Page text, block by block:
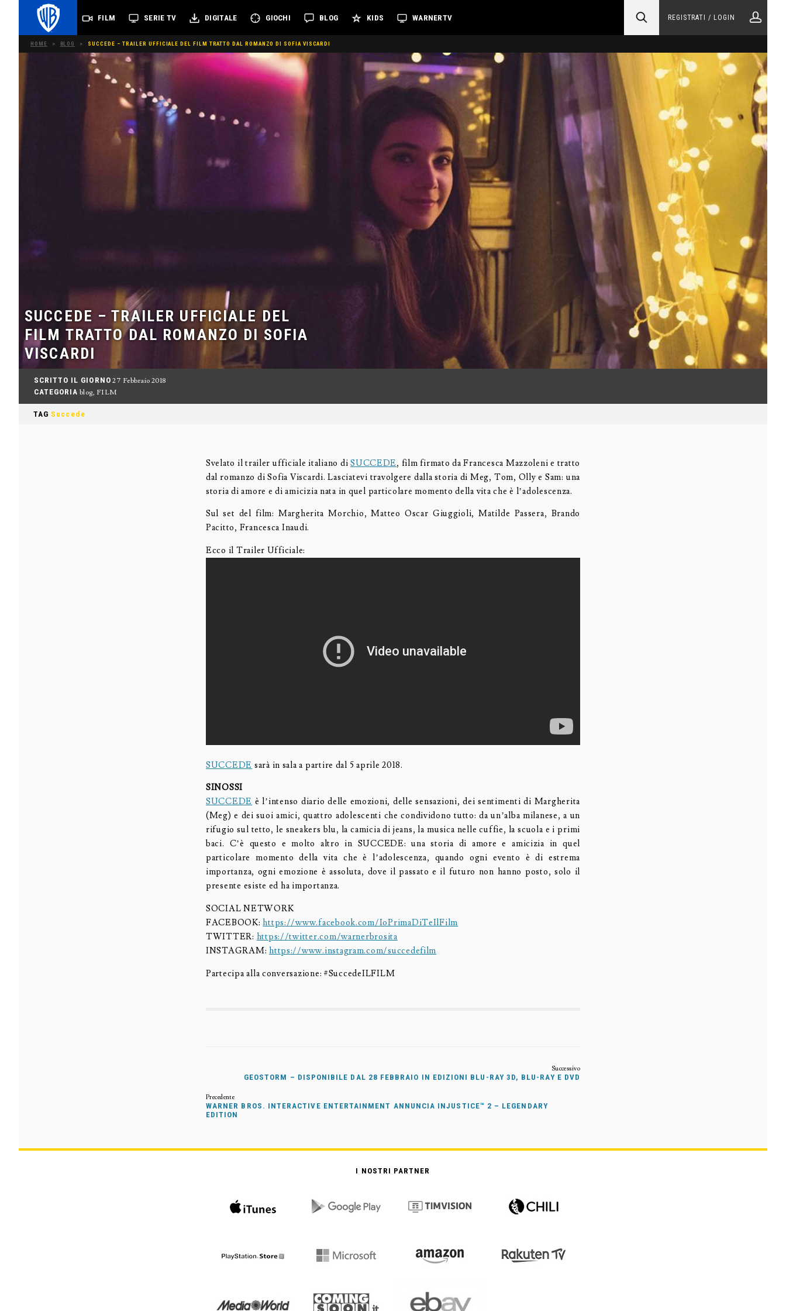
FILM SERIE TV DIGITALE GIOCHI BLOG KIDS WARNERTV REGISTRATI / LOGIN
HOME > BLOG > SUCCEDE – TRAILER UFFICIALE DEL FILM TRATTO DAL ROMANZO DI SOFIA VISCARDI
SUCCEDE – TRAILER UFFICIALE DEL
FILM TRATTO DAL ROMANZO DI SOFIA
VISCARDI
SCRITTO IL GIORNO 27 Febbraio 2018
CATEGORIA blog, FILM
TAG Succede
Svelato il trailer ufficiale italiano diSUCCEDE, film firmato da Francesca Mazzoleni e tratto
dal romanzo di Sofia Viscardi. Lasciatevi travolgere dalla storia di Meg, Tom, Olly e Sam: una
storia di amore e di amicizia nata in quel particolare momento della vita che è l’adolescenza.
Sul set del film: Margherita Morchio, Matteo Oscar Giuggioli, Matilde Passera, Brando
Pacitto, Francesca Inaudi.
Ecco il Trailer Ufficiale:
SUCCEDE sarà in sala a partire dal 5 aprile 2018.
SINOSSI
SUCCEDE è l’intenso diario delle emozioni, delle sensazioni, dei sentimenti di Margherita
(Meg) e dei suoi amici, quattro adolescenti che condividono tutto: da un’alba milanese, a un
rifugio sul tetto, le sneakers blu, la camicia di jeans, la musica nelle cuffie, la scuola e i primi
baci. C’è questo e molto altro in SUCCEDE: una storia di amore e amicizia in quel
particolare momento della vita che è l’adolescenza, quando ogni evento è di estrema
importanza, ogni emozione è assoluta, dove il passato e il futuro non hanno posto, solo il
presente esiste ed ha importanza.
SOCIAL NETWORK
FACEBOOK:https://www.facebook.com/IoPrimaDiTeIlFilm
TWITTER: https://twitter.com/warnerbrosita
INSTAGRAM:https://www.instagram.com/succedefilm
Partecipa alla conversazione: #SuccedeILFILM
GEOSTORM – DISPONIBILE DAL 28 FEBBRAIO IN EDIZIONI BLU-RAY 3D, BLU-RAY E DVD
WARNER BROS. INTERACTIVE ENTERTAINMENT ANNUNCIA INJUSTICE™ 2 – LEGENDARY
EDITION
I NOSTRI PARTNER